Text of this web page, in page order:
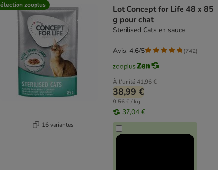
zooplus
16 variantes
Lot Concept for Life 48 x 85
g pour chat
Sterilised Cats en sauce
À l'unité41,96 €
38,99 €
9,56 € / kg
37,04 €
Avis: 4.6/5 (742)